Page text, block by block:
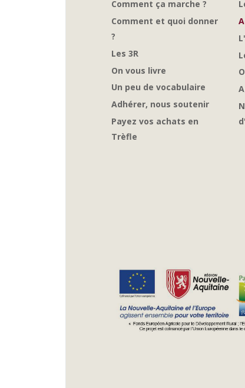
Comment ça marche ?
Comment et quoi donner
?
Les 3R
On vous livre
Un peu de vocabulaire
Adhérer, nous soutenir
Payez vos achats en
Trèfle